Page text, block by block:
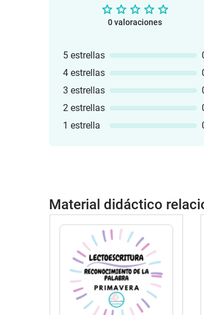
0 valoraciones
5 estrellas
4 estrellas
3 estrellas
2 estrellas
1 estrella
Material didáctico